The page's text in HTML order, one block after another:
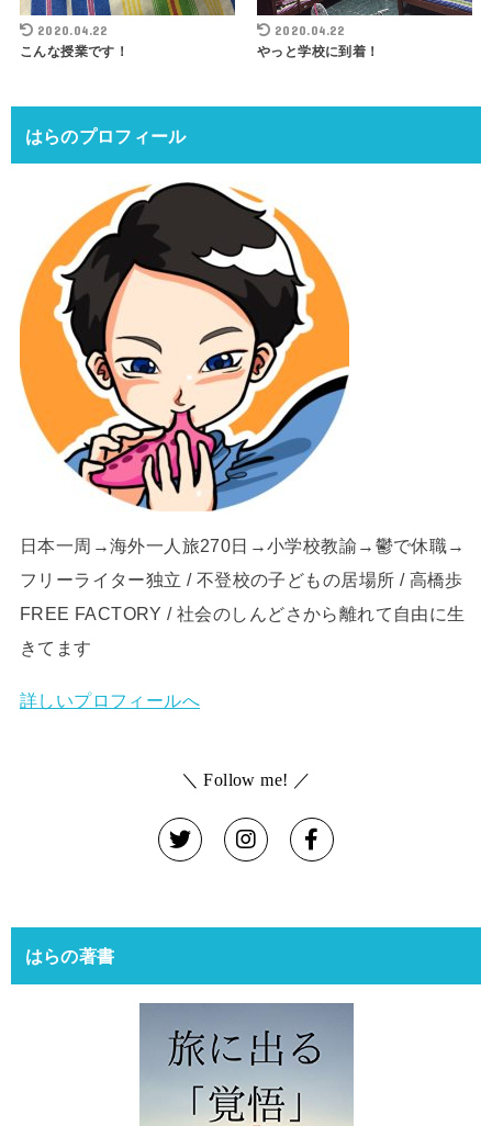
2020.04.22
こんな授業です！
2020.04.22
やっと学校に到着！
はらのプロフィール
日本一周→海外一人旅270日→小学校教諭→鬱で休職→
フリーライター独立 / 不登校の子どもの居場所 / 高橋歩
FREE FACTORY / 社会のしんどさから離れて自由に生
きてます
詳しいプロフィールへ
＼ Follow me! ／
はらの著書